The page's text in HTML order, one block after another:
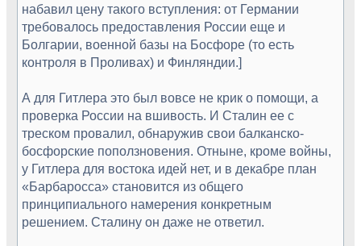
набавил цену такого вступления: от Германии
требовалось предоставления России еще и
Болгарии, военной базы на Босфоре (то есть
контроля в Проливах) и Финляндии.]
А для Гитлера это был вовсе не крик о помощи, а
проверка России на вшивость. И Сталин ее с
треском провалил, обнаружив свои балканско-
босфорские поползновения. Отныне, кроме войны,
у Гитлера для востока идей нет, и в декабре план
«Барбаросса» становится из общего
принципиального намерения конкретным
решением. Сталину он даже не ответил.